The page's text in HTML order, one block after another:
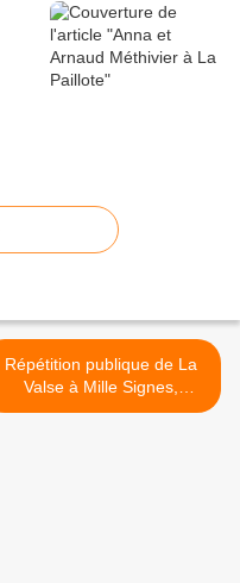
Répétition publique de La
Valse à Mille Signes,
création 2023 du collectif